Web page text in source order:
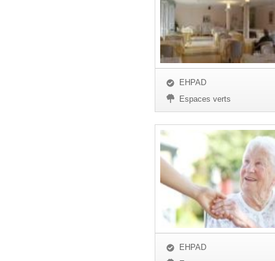
EHPAD
Espaces verts
EHPAD